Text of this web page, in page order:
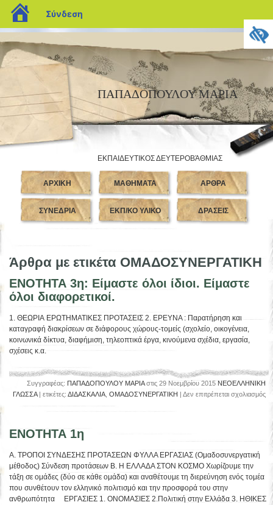
blogs.sch.gr
Σύνδεση
ΠΑΠΑΔΟΠΟΥΛΟΥ ΜΑΡΙΑ
ΕΚΠΑΙΔΕΥΤΙΚΟΣ ΔΕΥΤΕΡΟΒΆΘΜΙΑΣ
ΕΚΠΑΙΔΕΥΣΗΣ ΠΕ02
ΑΡΧΙΚΗ
ΜΑΘΗΜΑΤΑ ΑΡΘΡΑ
ΣΥΝΕΔΡΙΑ ΕΚΠ/ΚΟ ΥΛΙΚΟ ΔΡΑΣΕΙΣ
Άρθρα με ετικέτα ΟΜΑΔΟΣΥΝΕΡΓΑΤΙΚΗ
ΕΝΟΤΗΤΑ 3η: Είμαστε όλοι ίδιοι. Είμαστε
όλοι διαφορετικοί.
1. ΘΕΩΡΙΑ ΕΡΩΤΗΜΑΤΙΚΕΣ ΠΡΟΤΑΣΕΙΣ 2. ΕΡΕΥΝΑ : Παρατήρηση και
καταγραφή διακρίσεων σε διάφορους χώρους-τομείς (σχολείο, οικογένεια,
κοινωνικά δίκτυα, διαφήμιση, τηλεοπτικά έργα, κινούμενα σχέδια, εργασία,
σχέσεις κ.α.
Συγγραφέας: ΠΑΠΑΔΟΠΟΥΛΟΥ ΜΑΡΙΑστις 29 Νοεμβρίου 2015 ΝΕΟΕΛΛΗΝΙΚΗ
ΓΛΩΣΣΑ| ετικέτες: ΔΙΔΑΣΚΑΛΙΑ, ΟΜΑΔΟΣΥΝΕΡΓΑΤΙΚΗ | Δεν επιτρέπεται σχολιασμός
ΕΝΟΤΗΤΑ 1η
A. ΤΡΟΠΟΙ ΣΥΝΔΕΣΗΣ ΠΡΟΤΑΣΕΩΝ ΦΥΛΛΑ ΕΡΓΑΣΙΑΣ (Ομαδοσυνεργατική
μέθοδος) Σύνδεση προτάσεων Β. Η ΕΛΛΑΔΑ ΣΤΟΝ ΚΟΣΜΟ Χωρίζουμε την
τάξη σε ομάδες (δύο σε κάθε ομάδα) και αναθέτουμε τη διερεύνηση ενός τομέα
που συνθέτουν τον ελληνικό πολιτισμό και την προσφορά του στην
ανθρωπότητα ΕΡΓΑΣΙΕΣ 1. ΟΝΟΜΑΣΙΕΣ 2.Πολιτική στην Ελλάδα 3. ΗΘΙΚΕΣ